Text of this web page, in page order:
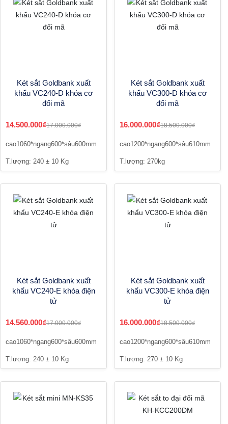
Két sắt Goldbank xuất
khẩu VC240-D khóa cơ
đổi mã
14.500.000₫17.000.000₫
cao1060*ngang600*sâu600mm
T.lượng: 240 ± 10 Kg
Két sắt Goldbank xuất
khẩu VC300-D khóa cơ
đổi mã
16.000.000₫18.500.000₫
cao1200*ngang600*sâu610mm
T.lượng: 270kg
Két sắt Goldbank xuất
khẩu VC240-E khóa điện
tử
14.560.000₫17.000.000₫
cao1060*ngang600*sâu600mm
T.lượng: 240 ± 10 Kg
Két sắt Goldbank xuất
khẩu VC300-E khóa điện
tử
16.000.000₫18.500.000₫
cao1200*ngang600*sâu610mm
T.lượng: 270 ± 10 Kg